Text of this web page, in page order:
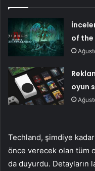
of the
oyun
Techland, şimdiye
önce verecek olan tüm
da duyurdu. Detayların